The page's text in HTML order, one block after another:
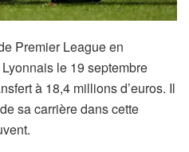
Premier League en
le 19 septembre
à 18,4 millions d’euros. Il
sa carrière dans cette